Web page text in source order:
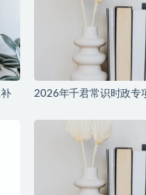
2026年千君常识时政专